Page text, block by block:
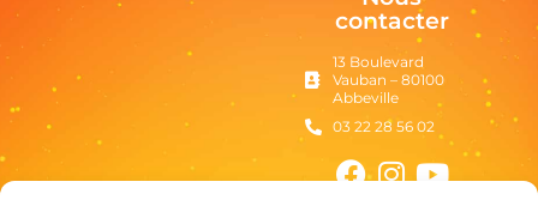
contacter
13 Boulevard
Vauban – 80100
Abbeville
03 22 28 56 02